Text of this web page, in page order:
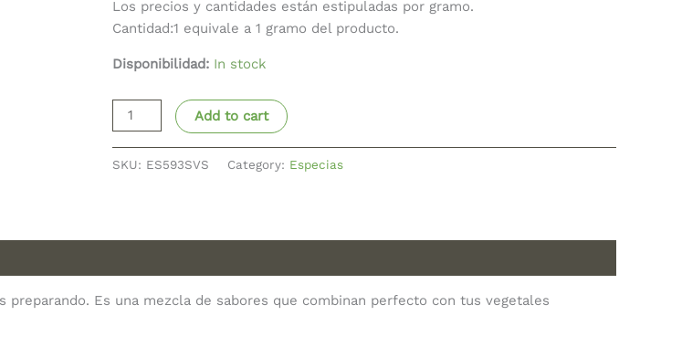
Los precios y cantidades están estipuladas por gramo.
Cantidad:1 equivale a 1 gramo del producto.
Disponibilidad: In stock
Add to cart
SKU: ES593SVS Category: Especias
Es una mezcla de sabores que combinan perfecto con tus vegetales